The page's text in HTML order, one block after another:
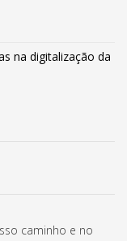
na digitalização da
caminho e no